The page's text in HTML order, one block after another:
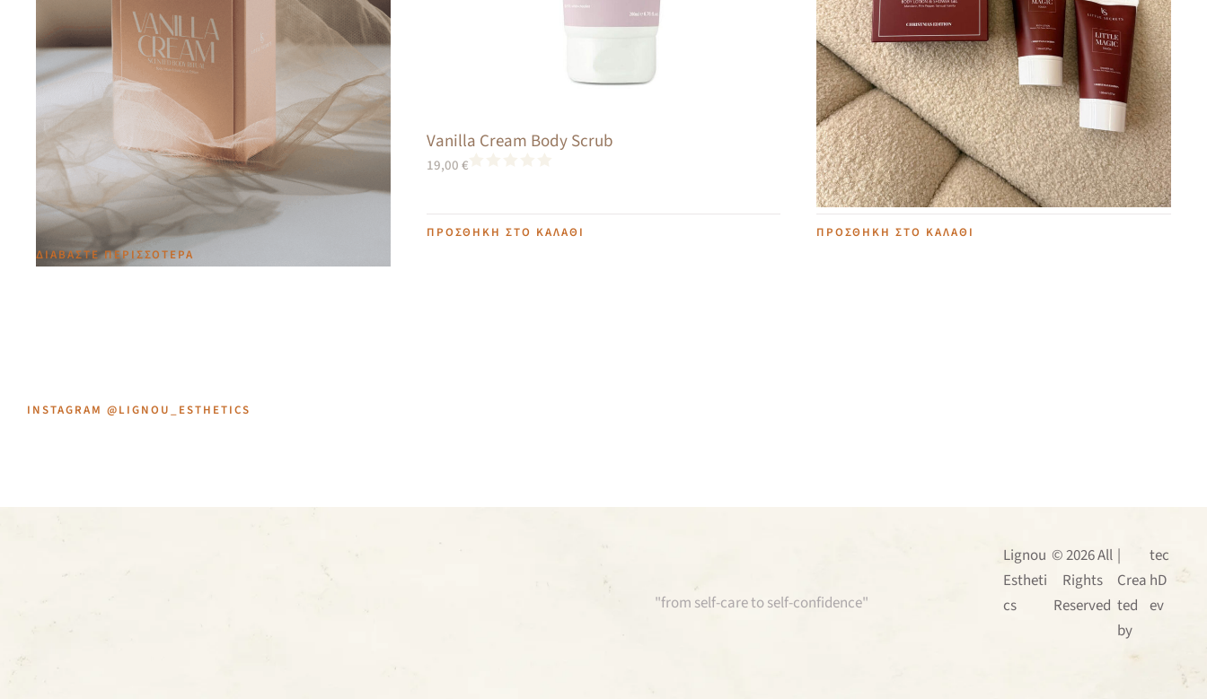
Vanilla Cream Scented Body Ritual Lotion &
Scrub Edition
34,00€
ΔΙΑΒΆΣΤΕ ΠΕΡΙΣΣΌΤΕΡΑ
Vanilla Cream Body Scrub
19,00€
ΠΡΟΣΘΉΚΗ ΣΤΟ ΚΑΛΆΘΙ
Little Magic Touch Gift Set
28,00€
ΠΡΟΣΘΉΚΗ ΣΤΟ ΚΑΛΆΘΙ
INSTAGRAM @LIGNOU_ESTHETICS
"from self-care to self-confidence"
Lignou
Estheti
cs
© 2026 All
Rights
Reserved
|
Crea
ted
by
tec
hD
ev